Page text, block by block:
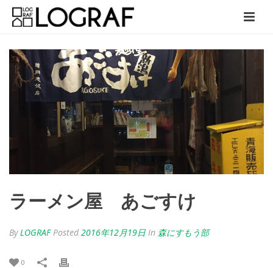
ラーメン屋 あごすけ
ByLOGRAF Posted 2016年12月19日 In 森にすもう部
0